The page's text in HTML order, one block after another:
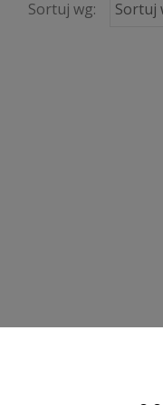
Sortuj wg: Sortuj